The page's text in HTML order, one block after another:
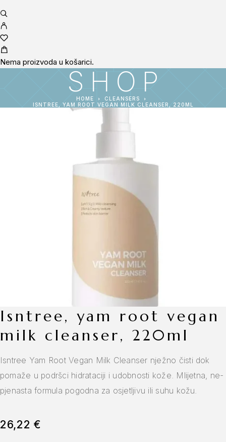
Nema proizvoda u košarici.
SHOP
HOME
CLEANSERS
ISNTREE, YAM ROOT VEGAN MILK CLEANSER, 220ML
isntree, yam root vegan
milk cleanser, 220ml
Isntree Yam Root Vegan Milk Cleanser nježno čisti dok
pomaže u podršci hidrataciji i udobnosti kože. Mlijetna, ne-
pjenasta formula pogodna za osjetljivu ili suhu kožu.
26,22 €